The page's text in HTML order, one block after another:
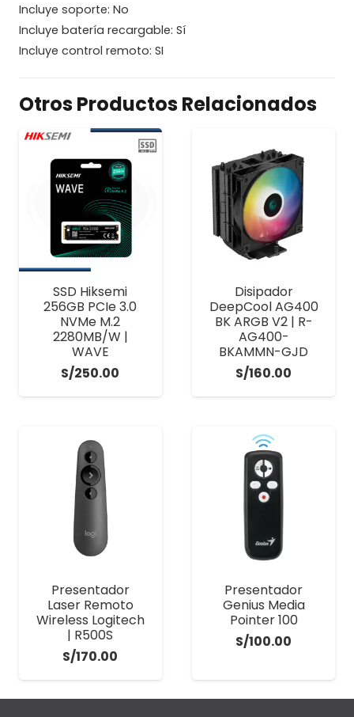
Incluye soporte: No
Incluye batería recargable: Sí
Incluye control remoto: SI
Otros Productos Relacionados
SSD Hiksemi
256GB PCIe 3.0
NVMe M.2
2280MB/W |
WAVE
S/250.00
Disipador
DeepCool AG400
BK ARGB V2 | R-
AG400-
BKAMMN-GJD
S/160.00
Presentador
Laser Remoto
Wireless Logitech
| R500S
S/170.00
Presentador
Genius Media
Pointer 100
S/100.00